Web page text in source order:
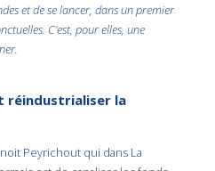
et de se lancer, dans un premier
C’est, pour elles, une
réindustrialiser la
Peyrichout qui dans La